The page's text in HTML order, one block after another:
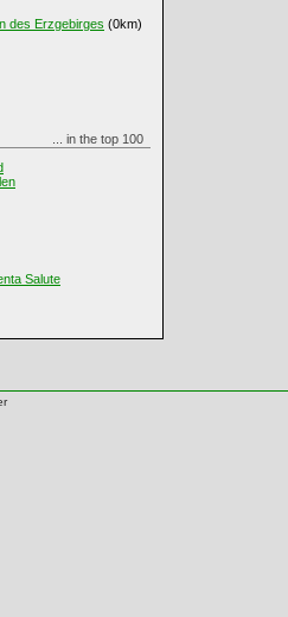
des Erzgebirges (0km)
... in the top 100
Salute